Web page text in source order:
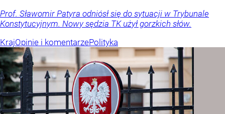
Prof. Sławomir Patyra odniósł się do sytuacji w Trybunale
Konstytucyjnym. Nowy sędzia TK użył gorzkich słów.
KrajOpinie i komentarzePolityka